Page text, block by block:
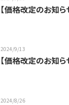
【価格改定のお知ら
2024/9/13
【価格改定のお知ら
2024/8/26